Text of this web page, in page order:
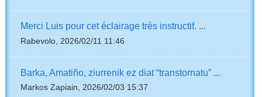
Merci Luis pour cet éclairage très instructif. ...
Rabevolo, 2026/02/11 11:46
Barka, Amatiño, ziurrenik ez diat “transtornatu” ...
Markos Zapiain, 2026/02/03 15:37